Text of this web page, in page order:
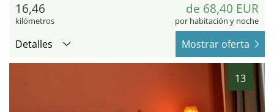
16,46
kilómetros
de 68,40 EUR
por habitación y noche
Detalles Mostrar oferta
13